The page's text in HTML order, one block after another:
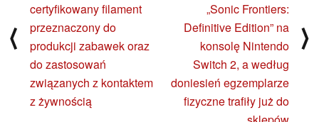
⟨
certyfikowany filament
przeznaczony do
produkcji zabawek oraz
do zastosowań
związanych z kontaktem
z żywnością
„Sonic Frontiers:
Definitive Edition” na
konsolę Nintendo
Switch 2, a według
doniesień egzemplarze
fizyczne trafiły już do
⟩